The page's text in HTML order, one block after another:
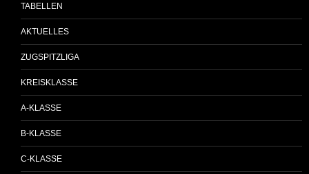
TABELLEN
AKTUELLES
ZUGSPITZLIGA
KREISKLASSE
A-KLASSE
B-KLASSE
C-KLASSE